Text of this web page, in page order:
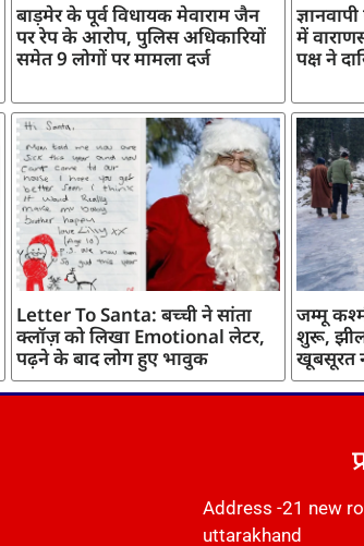
बाड़मेर के पूर्व विधायक मेवाराम जैन
पर रेप के आरोप, पुलिस अधिकारियों
समेत 9 लोगों पर मामला दर्ज
में
पक्ष ने
Letter To Santa: बच्ची ने सांता
क्लॉज़ को लिखा Emotional लेटर,
पढ़ने के बाद लोग हुए भावुक
जम्मू
शुरू,
खूबसूरत
Address -21 new
uttarakhand